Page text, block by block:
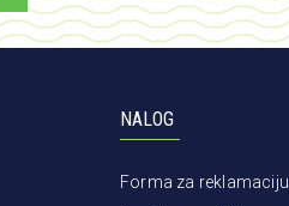
NALOG
Forma za reklamaciju